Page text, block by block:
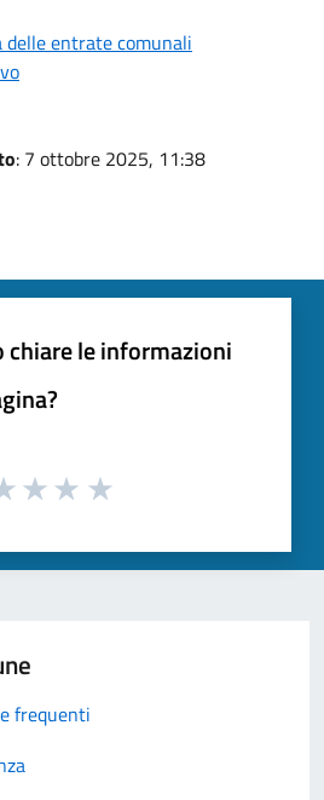
delle entrate comunali
: 7 ottobre 2025, 11:38
chiare le informazioni
frequenti